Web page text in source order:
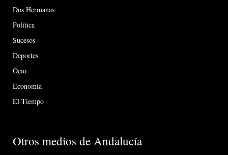
Dos Hermanas
Política
Sucesos
Deportes
Ocio
Economía
El Tiempo
Otros medios de Andalucía